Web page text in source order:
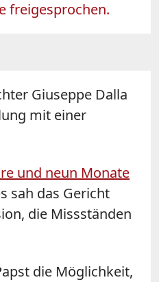
freigesprochen.
Giuseppe Dalla
mit einer
und neun Monate
sah das Gericht
die Missständen
die Möglichkeit,